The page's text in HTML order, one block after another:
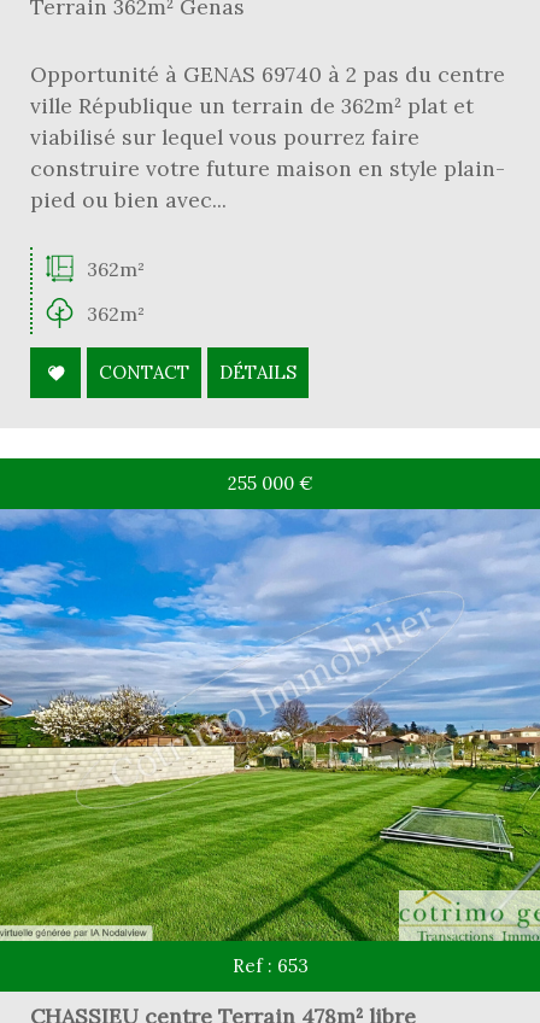
Terrain 362m² Genas
Opportunité à GENAS 69740 à 2 pas du centre
ville République un terrain de 362m² plat et
viabilisé sur lequel vous pourrez faire
construire votre future maison en style plain-
pied ou bien avec...
362m²
362m²
CONTACT DÉTAILS
255 000 €
Ref : 653
CHASSIEU centre Terrain 478m² libre